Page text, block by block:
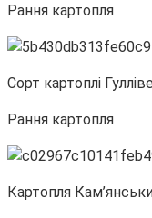
Рання картопля
Сорт картоплі
Рання картопля
Картопля